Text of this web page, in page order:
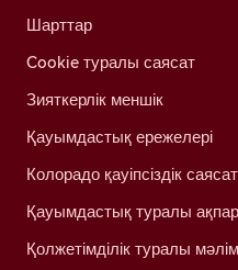
Шарттар
Cookie туралы саясат
Зияткерлік меншік
Қауымдастық ережелері
Колорадо қауіпсіздік
Қауымдастық туралы
Қолжетімділік туралы